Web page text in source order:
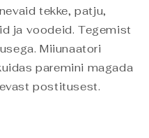
tekke, patju,
ja voodeid. Tegemist
Miiunaatori
paremini magada
postitusest.